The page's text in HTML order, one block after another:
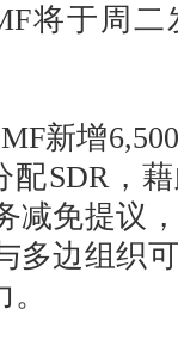
将于周二
新增
配SDR，
减免提议
多边组织